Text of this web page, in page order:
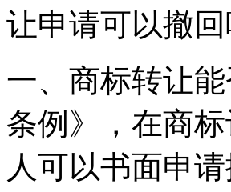
让申请可以撤
一、商标转让
条例》，在商
人可以书面申